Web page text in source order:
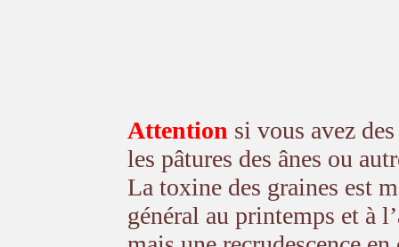
Attention si vous avez
les pâtures des ânes ou
La toxine des graines est
général au printemps et à